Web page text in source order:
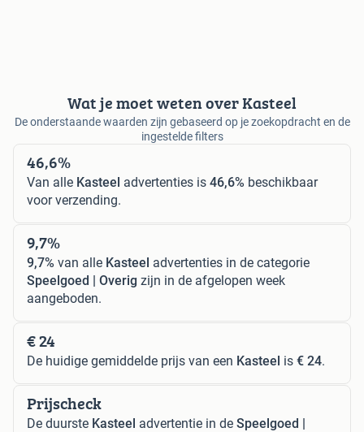
Wat je moet weten over Kasteel
De onderstaande waarden zijn gebaseerd op je zoekopdracht en de
ingestelde filters
46,6%
Van alle Kasteel advertenties is 46,6% beschikbaar
voor verzending.
9,7%
9,7% van alle Kasteel advertenties in de categorie
Speelgoed | Overig zijn in de afgelopen week
aangeboden.
€ 24
De huidige gemiddelde prijs van een Kasteel is € 24.
Prijscheck
De duurste Kasteel advertentie in de Speelgoed |